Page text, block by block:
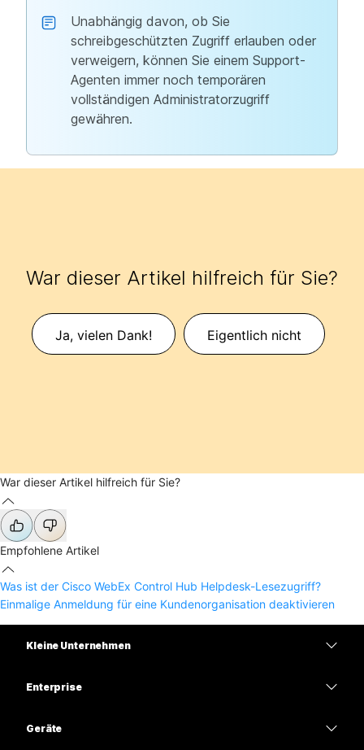
Unabhängig davon, ob Sie
schreibgeschützten Zugriff erlauben oder
verweigern, können Sie einem Support-
Agenten immer noch temporären
vollständigen Administratorzugriff
gewähren.
War dieser Artikel hilfreich für Sie?
Ja, vielen Dank! Eigentlich nicht
War dieser Artikel hilfreich für Sie?
Empfohlene Artikel
Was ist der Cisco WebEx Control Hub Helpdesk-Lesezugriff?
Einmalige Anmeldung für eine Kundenorganisation deaktivieren
Kleine Unternehmen
Enterprise
Geräte